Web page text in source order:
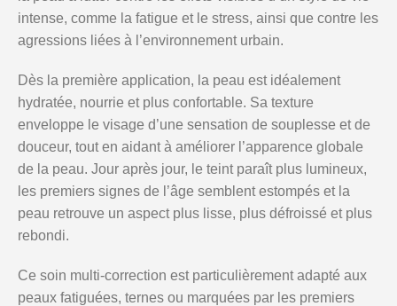
intense, comme la fatigue et le stress, ainsi que contre les
agressions liées à l’environnement urbain.
Dès la première application, la peau est idéalement
hydratée, nourrie et plus confortable. Sa texture
enveloppe le visage d’une sensation de souplesse et de
douceur, tout en aidant à améliorer l’apparence globale
de la peau. Jour après jour, le teint paraît plus lumineux,
les premiers signes de l’âge semblent estompés et la
peau retrouve un aspect plus lisse, plus défroissé et plus
rebondi.
Ce soin multi-correction est particulièrement adapté aux
peaux fatiguées, ternes ou marquées par les premiers